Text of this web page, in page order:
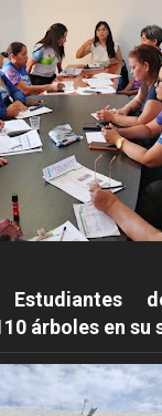
árboles en su